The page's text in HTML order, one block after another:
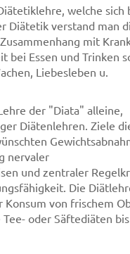
welche sich
Diätetik verstand man
mit
bei Essen und Trinken
Liebesleben u.
der "Diata" alleine,
Diätenlehren. Ziele
nervaler
und zentraler
Die
von frischem
oder Säftediäten